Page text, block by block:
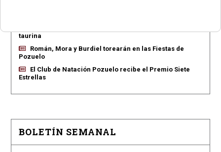
taurina
Román, Mora y Burdiel torearán en las Fiestas de
Pozuelo
El Club de Natación Pozuelo recibe el Premio Siete
Estrellas
BOLETÍN SEMANAL